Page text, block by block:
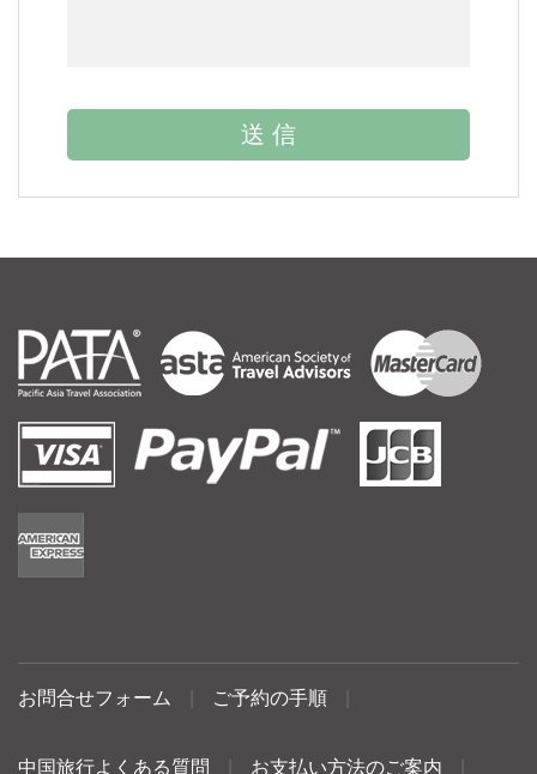
お問合せフォーム ご予約の手順
中国旅行よくある質問 お支払い方法のご案内